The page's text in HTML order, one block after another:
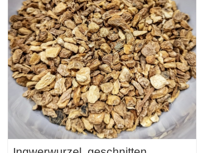
Die
Optionen
können
auf
der
Produktseite
gewählt
werden